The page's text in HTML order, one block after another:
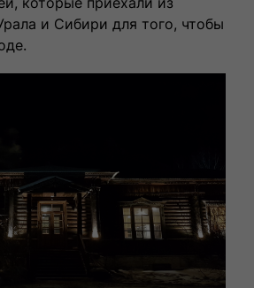
и Сибири для того, чтобы